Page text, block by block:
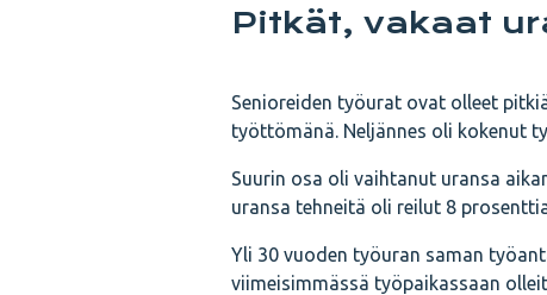
Pitkät, vakaat
Senioreiden työurat ovat olleet
työttömänä. Neljännes oli kokenut
Suurin osa oli vaihtanut uransa
uransa tehneitä oli reilut 8
Yli 30 vuoden työuran saman
viimeisimmässä työpaikassaan